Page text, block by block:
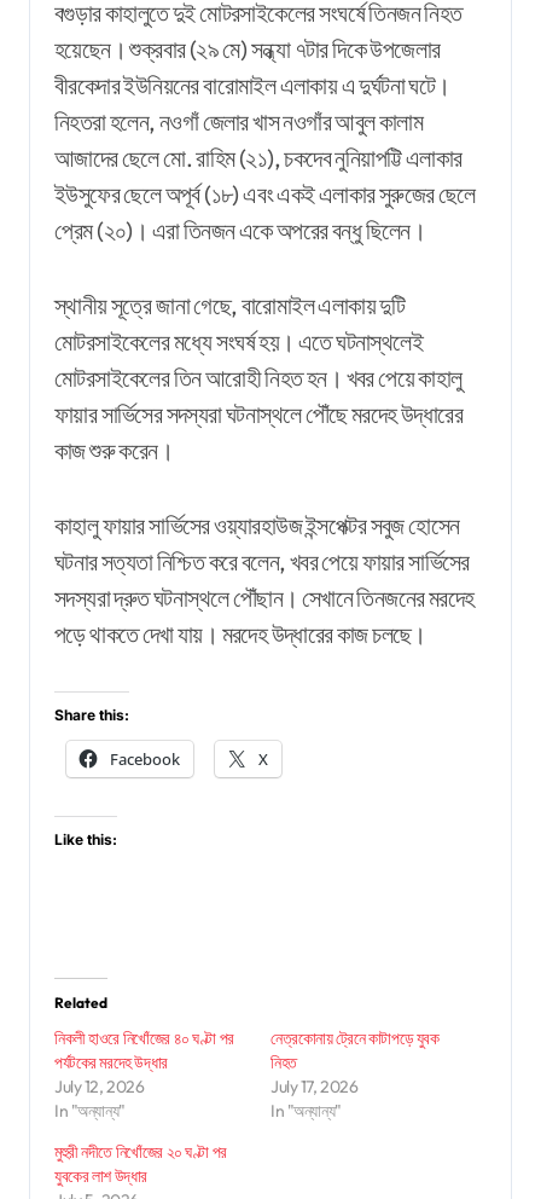
বগুড়ার কাহালুতে দুই মোটরসাইকেলের সংঘর্ষে তিনজন নিহত
হয়েছেন। শুক্রবার (২৯ মে) সন্ধ্যা ৭টার দিকে উপজেলার
বীরকেদার ইউনিয়নের বারোমাইল এলাকায় এ দুর্ঘটনা ঘটে।
নিহতরা হলেন, নওগাঁ জেলার খাস নওগাঁর আবুল কালাম
আজাদের ছেলে মো. রাহিম (২১), চকদেব নুনিয়াপট্টি এলাকার
ইউসুফের ছেলে অপূর্ব (১৮) এবং একই এলাকার সুরুজের ছেলে
প্রেম (২০)। এরা তিনজন একে অপরের বন্ধু ছিলেন।
স্থানীয় সূত্রে জানা গেছে, বারোমাইল এলাকায় দুটি
মোটরসাইকেলের মধ্যে সংঘর্ষ হয়। এতে ঘটনাস্থলেই
মোটরসাইকেলের তিন আরোহী নিহত হন। খবর পেয়ে কাহালু
ফায়ার সার্ভিসের সদস্যরা ঘটনাস্থলে পৌঁছে মরদেহ উদ্ধারের
কাজ শুরু করেন।
কাহালু ফায়ার সার্ভিসের ওয়্যারহাউজ ইন্সপেক্টর সবুজ হোসেন
ঘটনার সত্যতা নিশ্চিত করে বলেন, খবর পেয়ে ফায়ার সার্ভিসের
সদস্যরা দ্রুত ঘটনাস্থলে পৌঁছান। সেখানে তিনজনের মরদেহ
পড়ে থাকতে দেখা যায়। মরদেহ উদ্ধারের কাজ চলছে।
Share this:
Facebook X
Like this:
Related
নিকলী হাওরে নিখোঁজের ৪০ ঘণ্টা পর
পর্যটকের মরদেহ উদ্ধার
July 12, 2026
In "অন্যান্য"
নেত্রকোনায় ট্রেনে কাটাপড়ে যুবক
নিহত
July 17, 2026
In "অন্যান্য"
মুহুরী নদীতে নিখোঁজের ২০ ঘণ্টা পর
যুবকের লাশ উদ্ধার